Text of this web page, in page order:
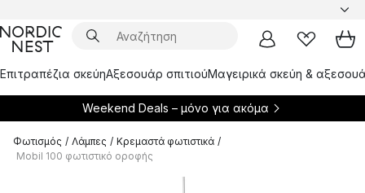
Επιτραπέζια σκεύηΑξεσουάρ σπιτιούΜαγειρικά σκεύη &
Weekend Deals – μόνο για ακόμα
Φωτισμός / Λάμπες / Κρεμαστά φωτιστικά /
Mobil 100 φωτιστικό οροφής